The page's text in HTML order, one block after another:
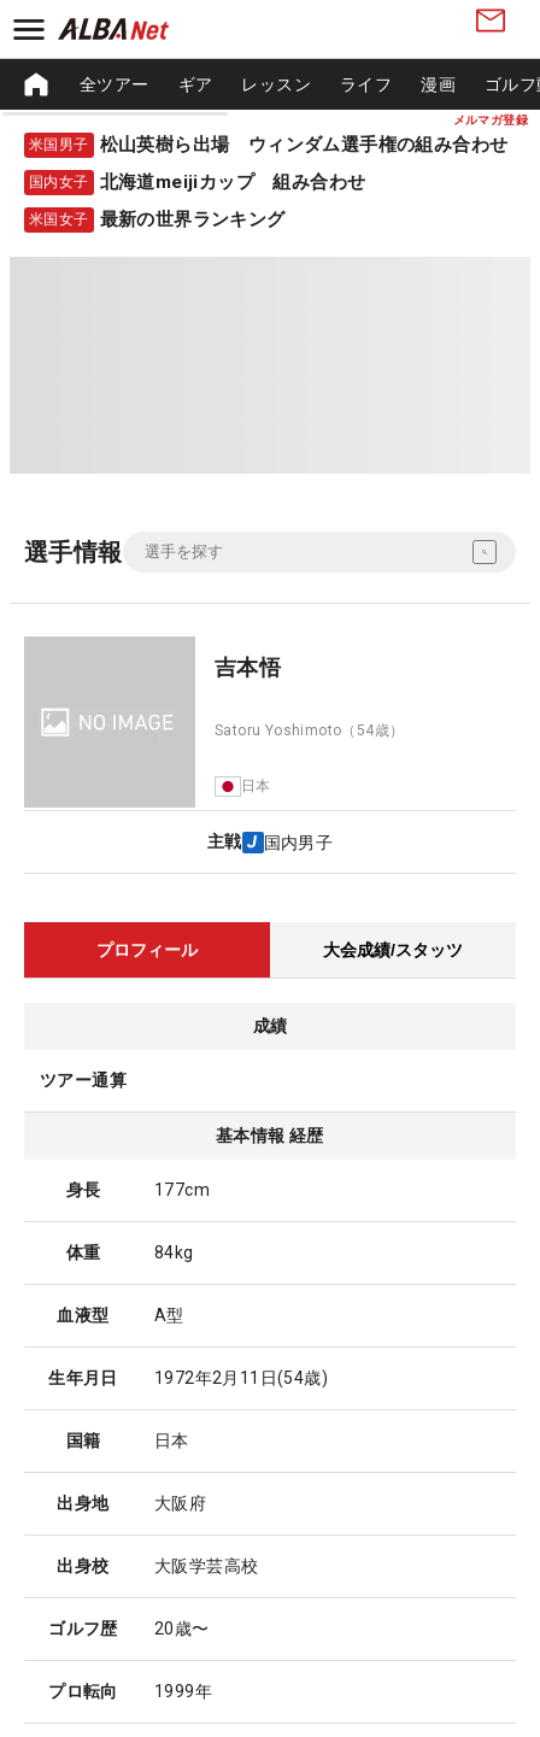
メルマガ登録
全ツアー ギア レッスン ライフ 漫画 ゴル
米国男子 松山英樹ら出場 ウィンダム選手権の組み合わせ
国内女子 北海道meijiカップ 組み合わせ
米国女子 最新の世界ランキング
選手情報
吉本悟
Satoru Yoshimoto （54歳）
日本
主戦 国内男子
プロフィール 大会成績/スタッツ
成績
ツアー通算
基本情報 経歴
身長 177cm
体重 84kg
血液型 A型
生年月日 1972年2月11日(54歳)
国籍 日本
出身地 大阪府
出身校 大阪学芸高校
ゴルフ歴 20歳〜
プロ転向 1999年